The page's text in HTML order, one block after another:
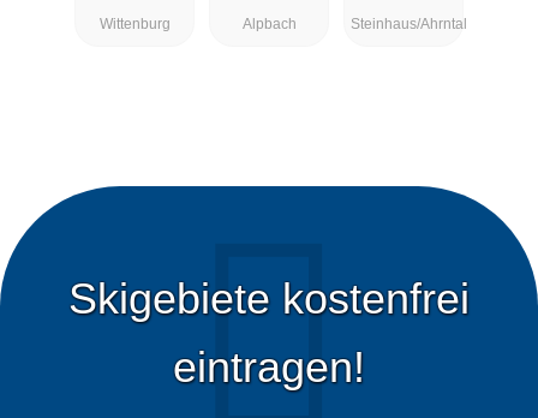
Wittenburg Alpbach Steinhaus/Ahrntal
Skigebiete kostenfrei
eintragen!